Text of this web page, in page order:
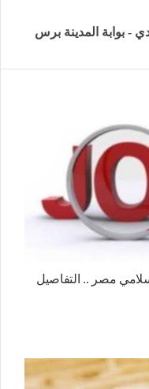
- بوابة المدينة برس
مصر .. التفاصيل